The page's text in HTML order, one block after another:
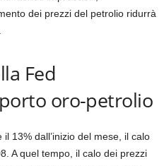
dei prezzi del petrolio ridurrà
Fed
oro-petrolio
13% dall’inizio del mese, il calo
A quel tempo, il calo dei prezzi